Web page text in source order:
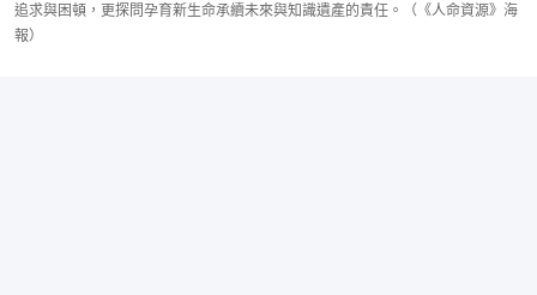
追求與困頓，更探問孕育新生命承續未來與知識遺產的責任。（《人命資源》海
報）